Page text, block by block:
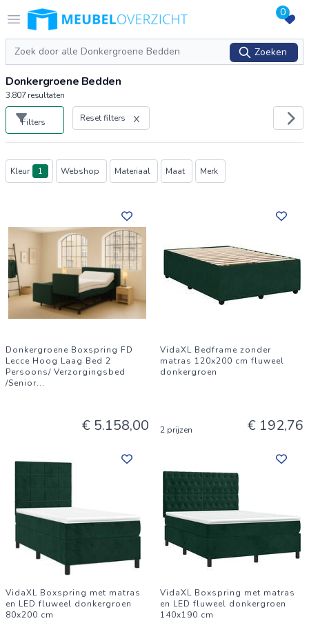
Open menu
Logo Meubeloverzicht.nl 0
Zoeken
Zoeken
Donkergroene Bedden
3.807resultaten
Filters Reset filters
Producten
Kleur 1 Webshop Materiaal Maat Merk
Donkergroene Boxspring FD
Lecce Hoog Laag Bed 2
Persoons/ Verzorgingsbed
/Senior...
€ 5.158,00
VidaXL Bedframe zonder
matras 120x200 cm fluweel
donkergroen
2 prijzen € 192,76
VidaXL Boxspring met matras
en LED fluweel donkergroen
80x200 cm
VidaXL Boxspring met matras
en LED fluweel donkergroen
140x190 cm